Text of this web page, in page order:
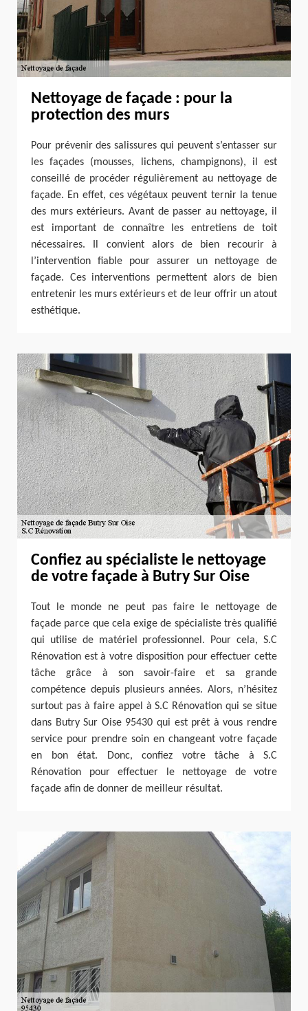
Nettoyage de façade : pour la
protection des murs
Pour prévenir des salissures qui peuvent s’entasser sur
les façades (mousses, lichens, champignons), il est
conseillé de procéder régulièrement au nettoyage de
façade. En effet, ces végétaux peuvent ternir la tenue
des murs extérieurs. Avant de passer au nettoyage, il
est important de connaître les entretiens de toit
nécessaires. Il convient alors de bien recourir à
l’intervention fiable pour assurer un nettoyage de
façade. Ces interventions permettent alors de bien
entretenir les murs extérieurs et de leur offrir un atout
esthétique.
Confiez au spécialiste le nettoyage
de votre façade à Butry Sur Oise
Tout le monde ne peut pas faire le nettoyage de
façade parce que cela exige de spécialiste très qualifié
qui utilise de matériel professionnel. Pour cela, S.C
Rénovation est à votre disposition pour effectuer cette
tâche grâce à son savoir-faire et sa grande
compétence depuis plusieurs années. Alors, n’hésitez
surtout pas à faire appel à S.C Rénovation qui se situe
dans Butry Sur Oise 95430 qui est prêt à vous rendre
service pour prendre soin en changeant votre façade
en bon état. Donc, confiez votre tâche à S.C
Rénovation pour effectuer le nettoyage de votre
façade afin de donner de meilleur résultat.